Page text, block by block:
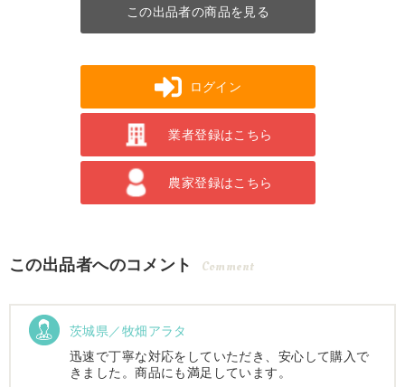
この出品者の商品を見る
ログイン
業者登録はこちら
農家登録はこちら
この出品者へのコメント Comment
茨城県／牧畑アラタ
迅速で丁寧な対応をしていただき、安心して購入で
きました。商品にも満足しています。